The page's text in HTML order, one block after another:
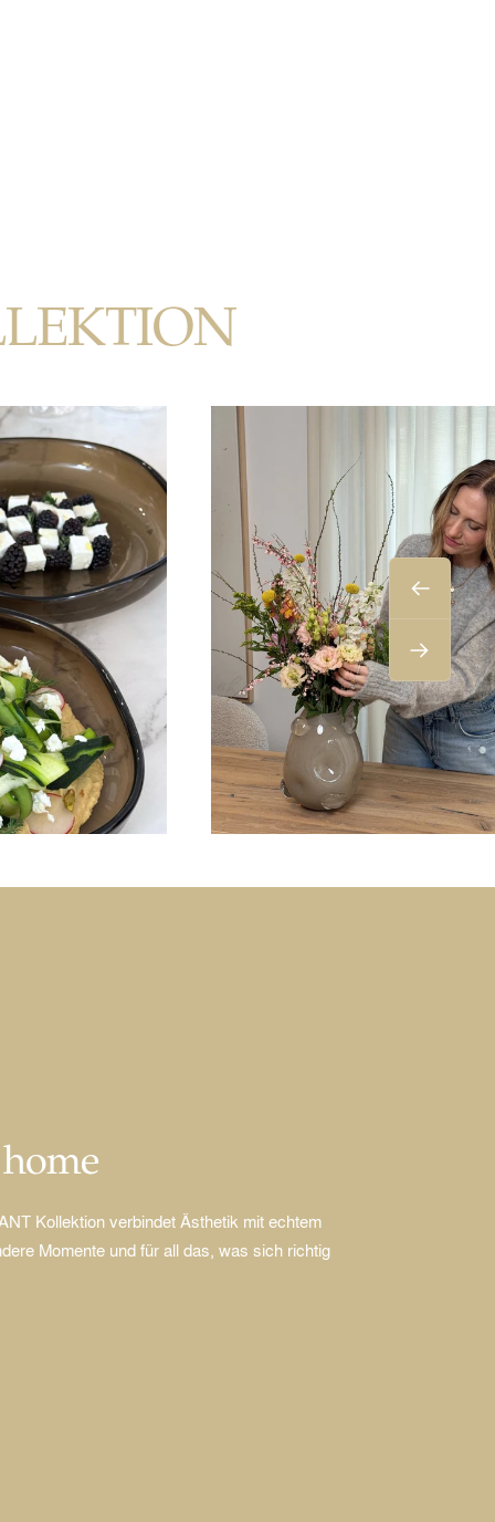
Zurück
Weiter
Kollektion verbindet Ästhetik mit echtem
Momente und für all das, was sich richtig